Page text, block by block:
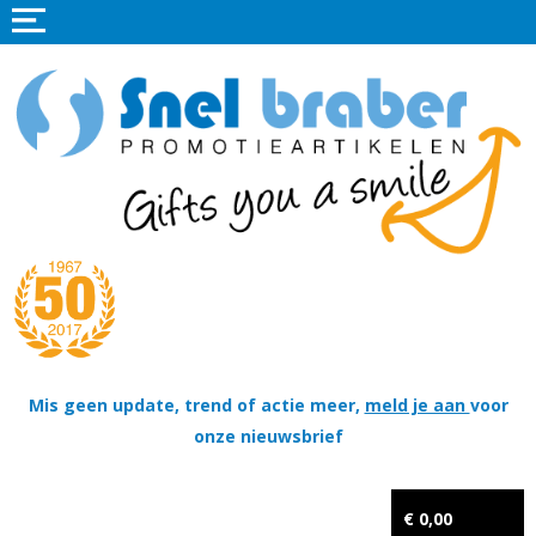
Mis geen update, trend of actie meer, meld je aan voor
onze nieuwsbrief
€ 0,00
Home
Promotieartikelen
Tassen
Thema's